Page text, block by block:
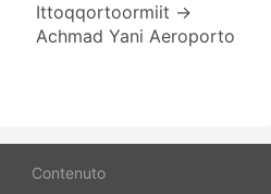
Ittoqqortoormiit →
Achmad Yani Aeroporto
Contenuto